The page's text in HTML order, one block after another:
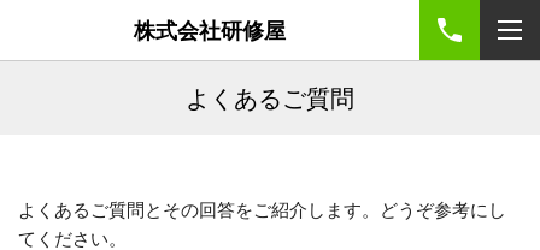
株式会社研修屋
よくあるご質問
よくあるご質問とその回答をご紹介します。どうぞ参考にし
てください。